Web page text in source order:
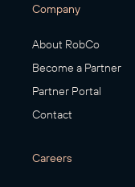
Company
About RobCo
Become a Partner
Partner Portal
Contact
Careers